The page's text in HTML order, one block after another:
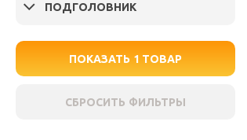
ПОДГОЛОВНИК
ПОКАЗАТЬ 1 ТОВАР
СБРОСИТЬ ФИЛЬТРЫ